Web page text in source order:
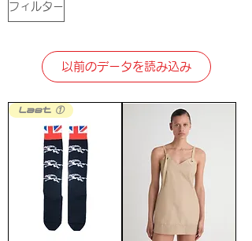
フィルター
以前のデータを読み込み
Last ①